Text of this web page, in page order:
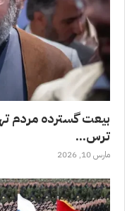
بیعت گسترده مردم
ترس...
مارس 10, 2026